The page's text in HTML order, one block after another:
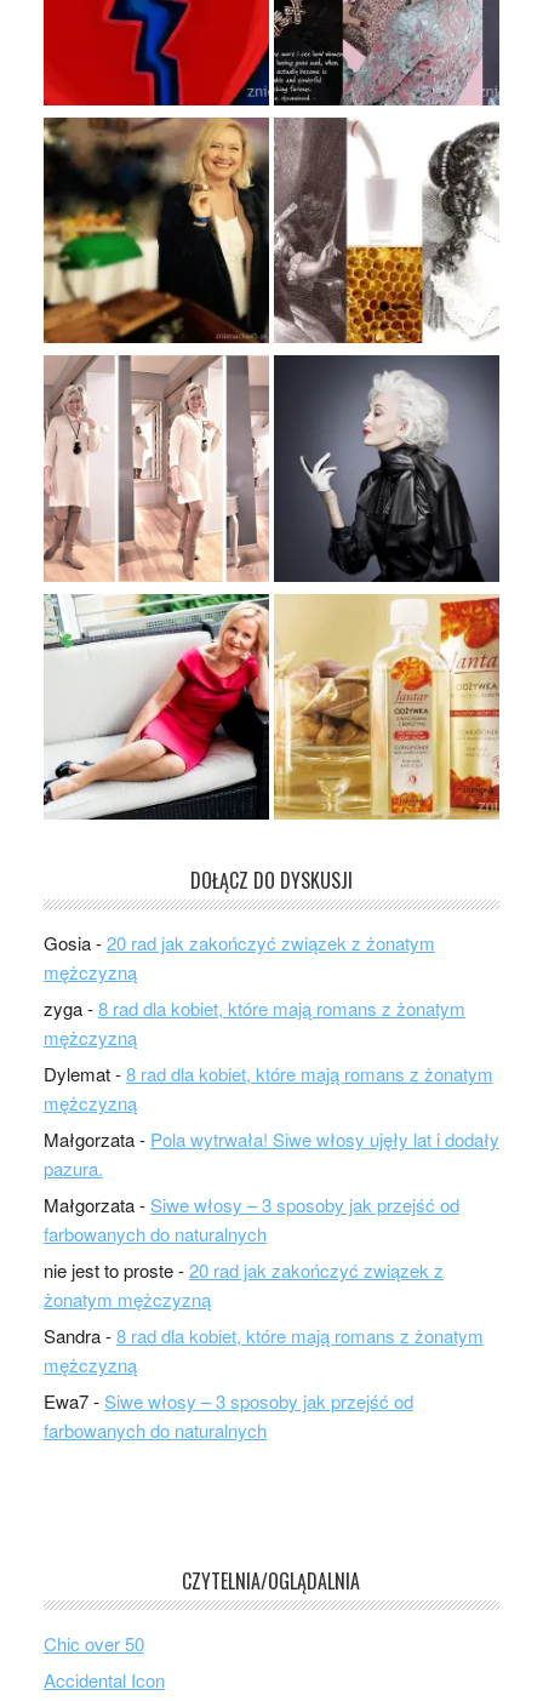
DOŁĄCZ DO DYSKUSJI
Gosia-20 rad jak zakończyć związek z żonatym
mężczyzną
zyga-8 rad dla kobiet, które mają romans z żonatym
mężczyzną
Dylemat-8 rad dla kobiet, które mają romans z żonatym
mężczyzną
Małgorzata- Pola wytrwała! Siwe włosy ujęły lat i dodały
pazura.
Małgorzata-Siwe włosy – 3 sposoby jak przejść od
farbowanych do naturalnych
nie jest to proste-20 rad jak zakończyć związek z
żonatym mężczyzną
Sandra-8 rad dla kobiet, które mają romans z żonatym
mężczyzną
Ewa7-Siwe włosy – 3 sposoby jak przejść od
farbowanych do naturalnych
CZYTELNIA/OGLĄDALNIA
Chic over 50
Accidental Icon